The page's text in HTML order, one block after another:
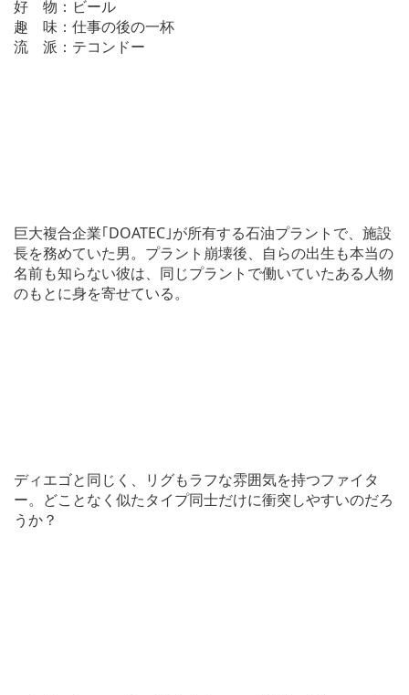
好 物：ビール
趣 味：仕事の後の一杯
流 派：テコンドー
巨大複合企業｢DOATEC｣が所有する石油プラントで、施設
長を務めていた男。プラント崩壊後、自らの出生も本当の
名前も知らない彼は、同じプラントで働いていたある人物
のもとに身を寄せている。
ディエゴと同じく、リグもラフな雰囲気を持つファイタ
ー。どことなく似たタイプ同士だけに衝突しやすいのだろ
うか？